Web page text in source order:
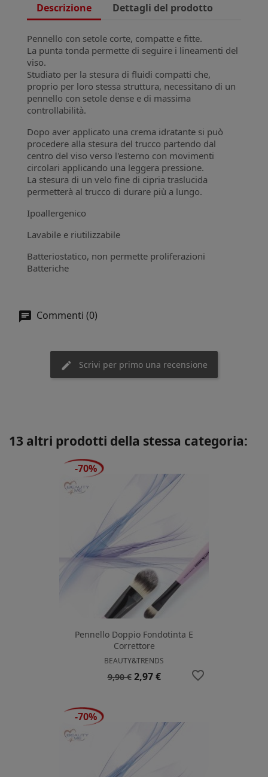
Descrizione Dettagli del prodotto
Pennello con setole corte, compatte e fitte.
La punta tonda permette di seguire i lineamenti del
viso.
Studiato per la stesura di fluidi compatti che,
proprio per loro stessa struttura, necessitano di un
pennello con setole dense e di massima
controllabilità.
Dopo aver applicato una crema idratante si può
procedere alla stesura del trucco partendo dal
centro del viso verso l'esterno con movimenti
circolari applicando una leggera pressione.
La stesura di un velo fine di cipria traslucida
permetterà al trucco di durare più a lungo.
Ipoallergenico
Lavabile e riutilizzabile
Batteriostatico, non permette proliferazioni
Batteriche
Commenti (0)
Scrivi per primo una recensione
13 altri prodotti della stessa categoria:
Pennello Doppio Fondotinta E
Correttore
BEAUTY&TRENDS
Prezzo
9,90 € Prezzo
2,97 €
-70%
favorite_border
-70%